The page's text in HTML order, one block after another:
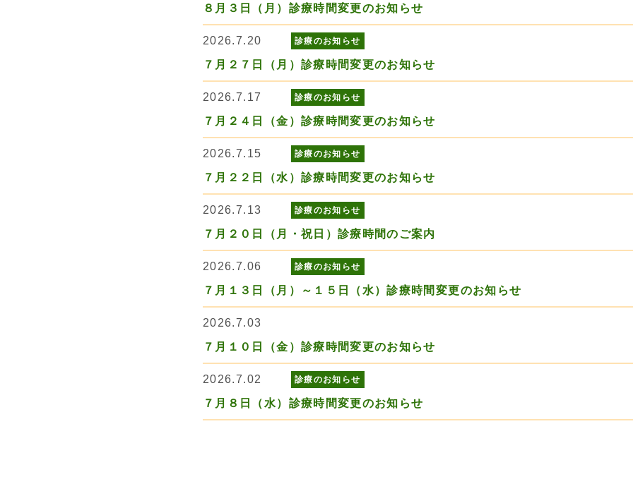
８月３日（月）診療時間変更のお知らせ
2026.7.20 診療のお知らせ
７月２７日（月）診療時間変更のお知らせ
2026.7.17 診療のお知らせ
７月２４日（金）診療時間変更のお知らせ
2026.7.15 診療のお知らせ
７月２２日（水）診療時間変更のお知らせ
2026.7.13 診療のお知らせ
７月２０日（月・祝日）診療時間のご案内
2026.7.06 診療のお知らせ
７月１３日（月）～１５日（水）診療時間変更のお知らせ
2026.7.03
７月１０日（金）診療時間変更のお知らせ
2026.7.02 診療のお知らせ
７月８日（水）診療時間変更のお知らせ